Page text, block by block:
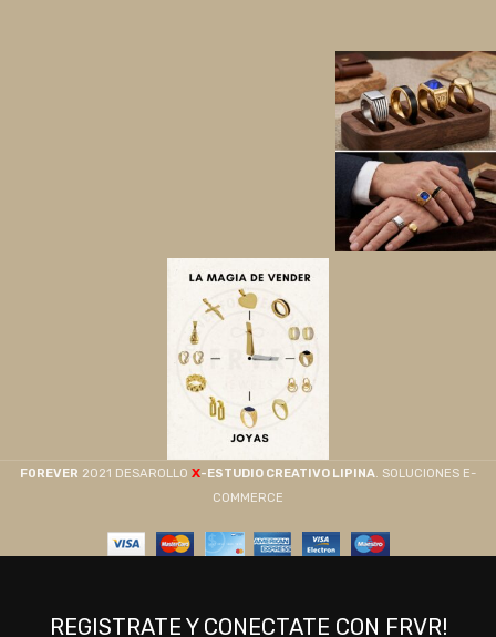
F0REVER 2021 DESAROLLO X-ESTUDIO CREATIVO LIPINA. SOLUCIONES E-
COMMERCE
REGISTRATE Y CONECTATE CON FRVR!